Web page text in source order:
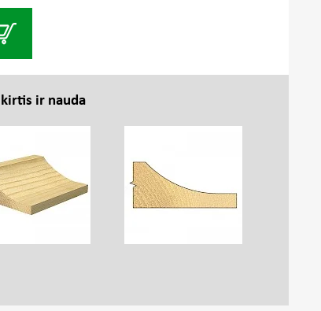
ir nauda